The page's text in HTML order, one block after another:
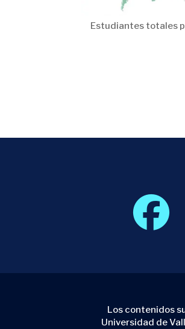
Estudiantes totales
Los contenidos
Universidad de